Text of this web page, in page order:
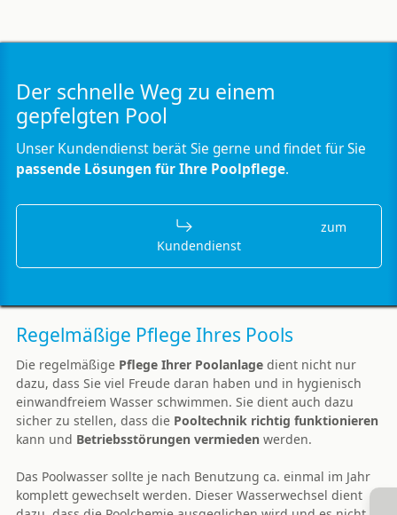
Der schnelle Weg zu einem
gepfelgten Pool
Unser Kundendienst berät Sie gerne und findet für Sie
passende Lösungen für Ihre Poolpflege.
zum
Kundendienst
Regelmäßige Pflege Ihres Pools
Die regelmäßige Pflege Ihrer Poolanlagedient nicht nur
dazu, dass Sie viel Freude daran haben und in hygienisch
einwandfreiem Wasser schwimmen. Sie dient auch dazu
sicher zu stellen, dass die Pooltechnik richtig funktionieren
kann und Betriebsstörungen vermieden werden.
Das Poolwasser sollte je nach Benutzung ca. einmal im Jahr
komplett gewechselt werden. Dieser Wasserwechsel dient